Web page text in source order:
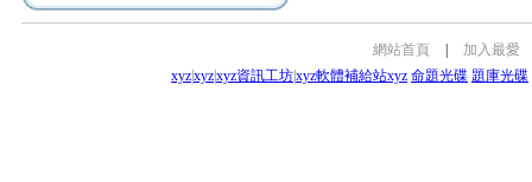
網站首頁
加入最愛
xyzxyzxyz資訊工坊xyz軟體補給站xyz 命題光碟 題庫光碟